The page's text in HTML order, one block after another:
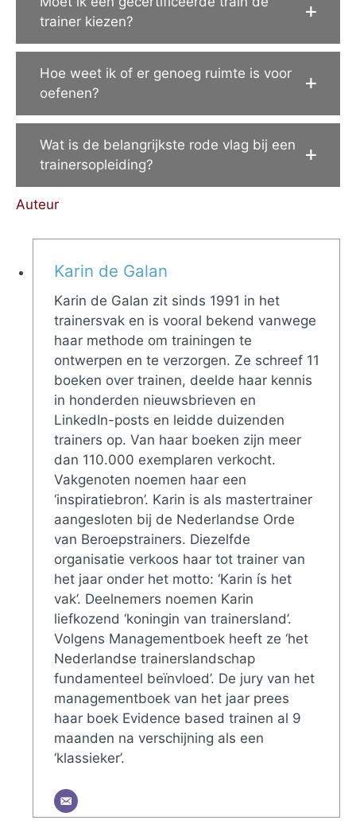
trainer kiezen?
Hoe weet ik of er genoeg ruimte is voor
oefenen?
Wat is de belangrijkste rode vlag bij een
trainersopleiding?
Auteur
Karin de Galan
Karin de Galan zit sinds 1991 in het
trainersvak en is vooral bekend vanwege
haar methode om trainingen te
ontwerpen en te verzorgen. Ze schreef 11
boeken over trainen, deelde haar kennis
in honderden nieuwsbrieven en
LinkedIn-posts en leidde duizenden
trainers op. Van haar boeken zijn meer
dan 110.000 exemplaren verkocht.
Vakgenoten noemen haar een
‘inspiratiebron’. Karin is als mastertrainer
aangesloten bij de Nederlandse Orde
van Beroepstrainers. Diezelfde
organisatie verkoos haar tot trainer van
het jaar onder het motto: ‘Karin ís het
vak’. Deelnemers noemen Karin
liefkozend ‘koningin van trainersland’.
Volgens Managementboek heeft ze ‘het
Nederlandse trainerslandschap
fundamenteel beïnvloed’. De jury van het
managementboek van het jaar prees
haar boek Evidence based trainen al 9
maanden na verschijning als een
‘klassieker’.